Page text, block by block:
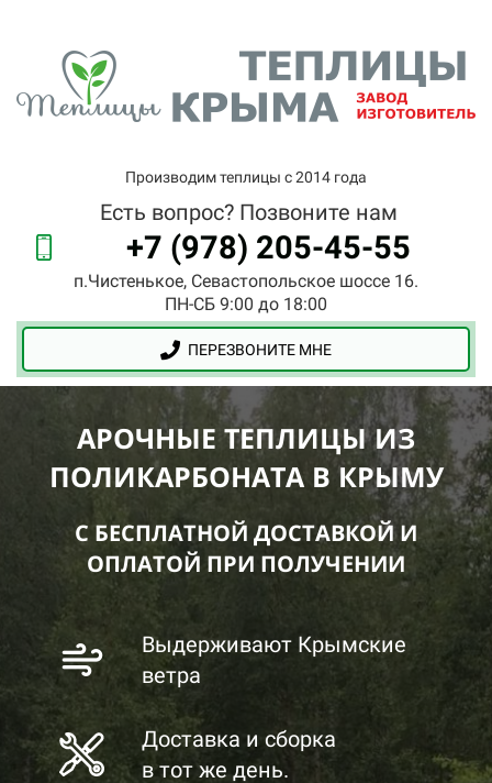
Производим теплицы с 2014 года
Есть вопрос? Позвоните нам
+7 (978) 205-45-55
п.Чистенькое, Севастопольское шоссе 16.
ПН-СБ 9:00 до 18:00
ПЕРЕЗВОНИТЕ МНЕ
АРОЧНЫЕ ТЕПЛИЦЫ ИЗ
ПОЛИКАРБОНАТА В КРЫМУ
С БЕСПЛАТНОЙ ДОСТАВКОЙ И
ОПЛАТОЙ ПРИ ПОЛУЧЕНИИ
Выдерживают Крымские
ветра
Доставка и сборка
в тот же день.